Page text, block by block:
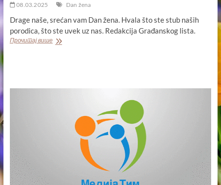
08.03.2025 Dan žena
Drage naše, srećan vam Dan žena. Hvala što ste stub naših
porodica, što ste uvek uz nas. Redakcija Građanskog lista.
Прочитај вишеDRAGE